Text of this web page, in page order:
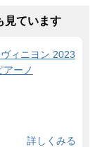
見ています
ィニヨン 2023
ーノ
詳しくみる